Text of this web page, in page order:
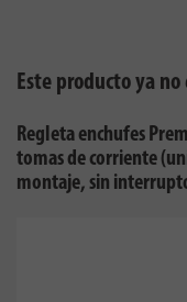
Este producto ya
Regleta enchufes
tomas de corriente
montaje, sin